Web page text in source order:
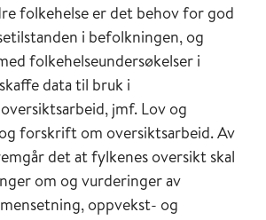
folkehelse er det behov for god
i befolkningen, og
folkehelseundersøkelser i
data til bruk i
jmf. Lov og
forskrift om oversiktsarbeid. Av
det at fylkenes oversikt skal
om og vurderinger av
oppvekst- og